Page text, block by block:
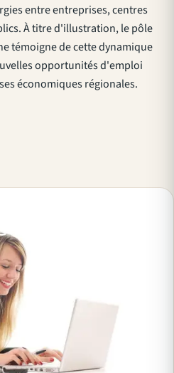
entre entreprises, centres
À titre d'illustration, le pôle
témoigne de cette dynamique
opportunités d'emploi
économiques régionales.